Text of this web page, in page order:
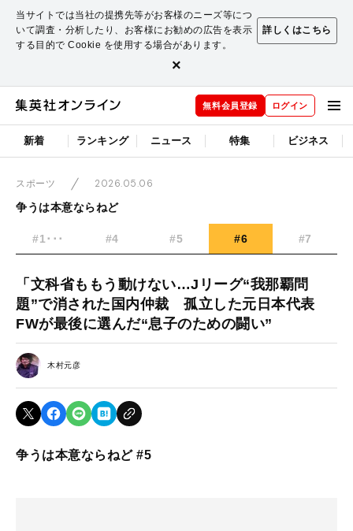
当サイトでは当社の提携先等がお客様のニーズ等につ
いて調査・分析したり、お客様にお勧めの広告を表示
する目的で Cookie を使用する場合があります。
詳しくはこちら
×
無料会員登録 ログイン
新着 ランキング ニュース 特集 ビジネス
スポーツ
2026.05.06
争うは本意ならねど
#1･･･ #4 #5 #6 #7
「文科省ももう動けない…Jリーグ“我那覇問
題”で消された国内仲裁 孤立した元日本代表
FWが最後に選んだ“息子のための闘い”
木村元彦
争うは本意ならねど #5